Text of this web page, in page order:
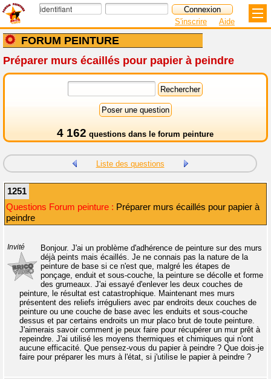
FORUM PEINTURE
S'inscrire Aide
Préparer murs écaillés pour papier à peindre
4 162 questions dans le forum peinture
Liste des questions
1251
Questions Forum peinture : Préparer murs écaillés pour papier à
peindre
Invité
Bonjour. J'ai un problème d'adhérence de peinture sur des murs
déjà peints mais écaillés. Je ne connais pas la nature de la
peinture de base si ce n'est que, malgré les étapes de
ponçage, enduit et sous-couche, la peinture se décolle et forme
des grumeaux. J'ai essayé d'enlever les deux couches de
peinture, le résultat est catastrophique. Maintenant mes murs
présentent des reliefs irréguliers avec par endroits deux couches de
peinture ou une couche de base avec les enduits et sous-couche
dessus et par certains endroits un mur placo brut de toute peinture.
J'aimerais savoir comment je peux faire pour récupérer un mur prêt à
repeindre. J'ai utilisé les moyens thermiques et chimiques qui n'ont
aucune efficacité. Que pensez-vous du papier à peindre ? Que dois-je
faire pour préparer les murs à l'état, si j'utilise le papier à peindre ?